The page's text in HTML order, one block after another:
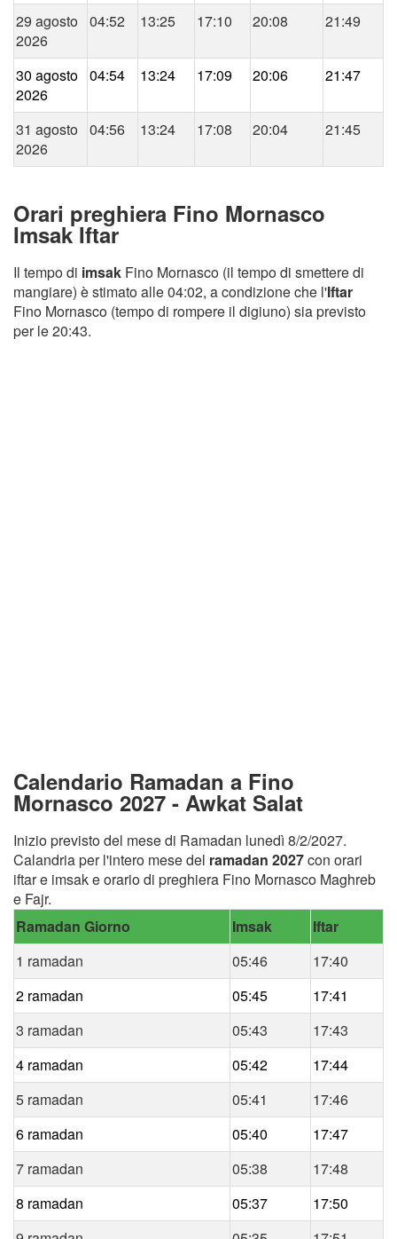
29 agosto
2026
04:52 13:25 17:10 20:08 21:49
30 agosto
2026
04:54 13:24 17:09 20:06 21:47
31 agosto
2026
04:56 13:24 17:08 20:04 21:45
Orari preghiera Fino Mornasco
Imsak Iftar
Il tempo di imsak Fino Mornasco (il tempo di smettere di
mangiare) è stimato alle 04:02, a condizione che l'Iftar
Fino Mornasco (tempo di rompere il digiuno) sia previsto
per le 20:43.
Calendario Ramadan a Fino
Mornasco 2027 - Awkat Salat
Inizio previsto del mese di Ramadan lunedì 8/2/2027.
Calandria per l'intero mese del ramadan 2027con orari
iftar e imsak e orario di preghiera Fino Mornasco Maghreb
e Fajr.
Ramadan Giorno
Imsak
Iftar
1 ramadan
05:46
17:40
2 ramadan
05:45
17:41
3 ramadan
05:43
17:43
4 ramadan
05:42
17:44
5 ramadan
05:41
17:46
6 ramadan
05:40
17:47
7 ramadan
05:38
17:48
8 ramadan
05:37
17:50